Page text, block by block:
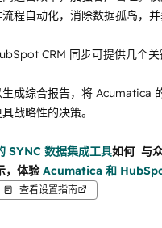
程自动化，消除数据孤岛，并
CRM 同步可提供几个
成综合报告，将 Acumatica
战略性的决策。
SYNC 数据集成工具如何 与
，体验 Acumatica 和
查看设置指南